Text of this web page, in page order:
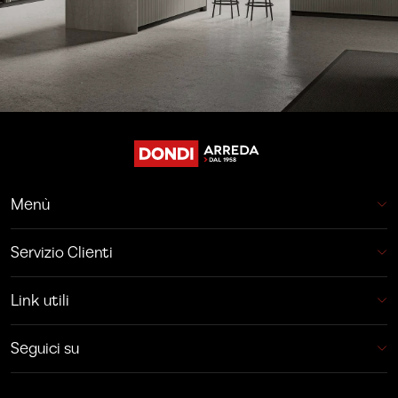
Menù
Servizio Clienti
Link utili
Seguici su